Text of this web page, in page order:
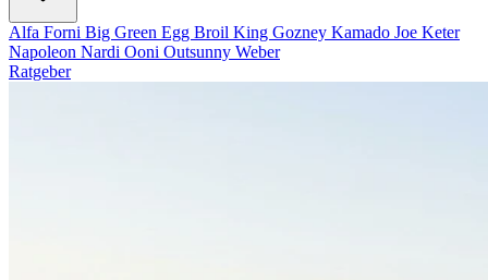
Alfa Forni Big Green Egg Broil King Gozney Kamado Joe Keter
Napoleon Nardi Ooni Outsunny Weber
Ratgeber